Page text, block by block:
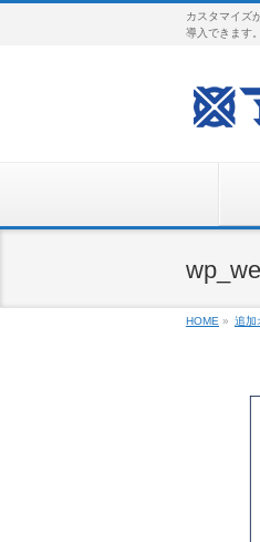
カスタマイズ
導入できます。
HOME » 追加